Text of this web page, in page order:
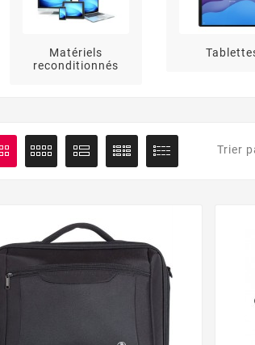
Matériels
reconditionnés
Trier